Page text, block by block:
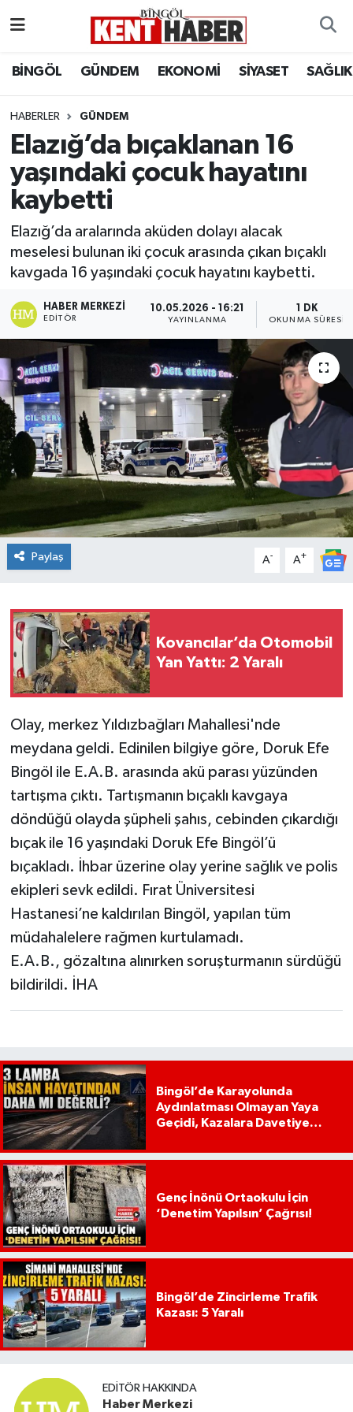
BİNGÖL GÜNDEM EKONOMİ SİYASET SAĞLIK
HABERLER GÜNDEM
Elazığ’da bıçaklanan 16
yaşındaki çocuk hayatını
kaybetti
Elazığ’da aralarında aküden dolayı alacak
meselesi bulunan iki çocuk arasında çıkan bıçaklı
kavgada 16 yaşındaki çocuk hayatını kaybetti.
HABER MERKEZI
EDITÖR
10.05.2026 - 16:21
YAYINLANMA
1 DK
OKUNMA SÜRESI
Paylaş A- A+
Kovancılar’da Otomobil
Yan Yattı: 2 Yaralı
Olay, merkez Yıldızbağları Mahallesi'nde
meydana geldi. Edinilen bilgiye göre, Doruk Efe
Bingöl ile E.A.B. arasında akü parası yüzünden
tartışma çıktı. Tartışmanın bıçaklı kavgaya
döndüğü olayda şüpheli şahıs, cebinden çıkardığı
bıçak ile 16 yaşındaki Doruk Efe Bingöl’ü
bıçakladı. İhbar üzerine olay yerine sağlık ve polis
ekipleri sevk edildi. Fırat Üniversitesi
Hastanesi’ne kaldırılan Bingöl, yapılan tüm
müdahalelere rağmen kurtulamadı.
E.A.B., gözaltına alınırken soruşturmanın sürdüğü
bildirildi. İHA
Bingöl’de Karayolunda
Aydınlatması Olmayan Yaya
Geçidi, Kazalara Davetiye
Genç İnönü Ortaokulu İçin
‘Denetim Yapılsın’ Çağrısı!
Bingöl’de Zincirleme Trafik
Kazası: 5 Yaralı
EDITÖR HAKKINDA
Haber Merkezi
BİLİM-TEKNOLOJİ
DÜNYA
EĞİTİM
GENÇ
GÜNDEM
KARLIOVA
KİĞI
MERKEZ
RESMİ İLANLAR
SAĞLIK
SİYASET
SPOR
YAYLADERE
Bingöl Hava Durumu
Bingöl Namaz Vakitleri
Bingöl Trafik Yoğunluk Haritası
Tüm Manşetler
Son Dakika Haberleri
Haber Arşivi